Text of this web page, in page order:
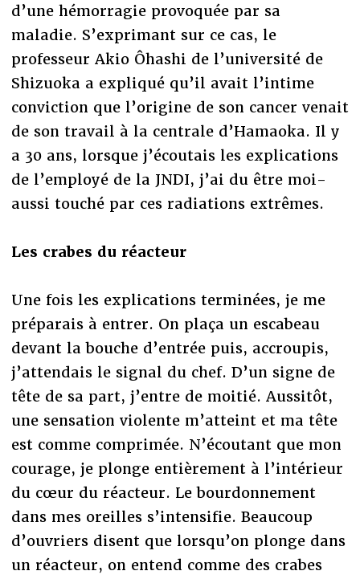
d’une hémorragie provoquée par sa
maladie. S’exprimant sur ce cas, le
professeur Akio Ôhashi de l’université de
Shizuoka a expliqué qu’il avait l’intime
conviction que l’origine de son cancer venait
de son travail à la centrale d’Hamaoka. Il y
a 30 ans, lorsque j’écoutais les explications
de l’employé de la JNDI, j’ai du être moi-
aussi touché par ces radiations extrêmes.
Les crabes du réacteur
Une fois les explications terminées, je me
préparais à entrer. On plaça un escabeau
devant la bouche d’entrée puis, accroupis,
j’attendais le signal du chef. D’un signe de
tête de sa part, j’entre de moitié. Aussitôt,
une sensation violente m’atteint et ma tête
est comme comprimée. N’écoutant que mon
courage, je plonge entièrement à l’intérieur
du cœur du réacteur. Le bourdonnement
dans mes oreilles s’intensifie. Beaucoup
d’ouvriers disent que lorsqu’on plonge dans
un réacteur, on entend comme des crabes